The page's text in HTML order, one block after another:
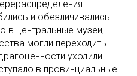
и обезличивались:
в центральные музеи,
могли переходить
уходили
в провинциальные